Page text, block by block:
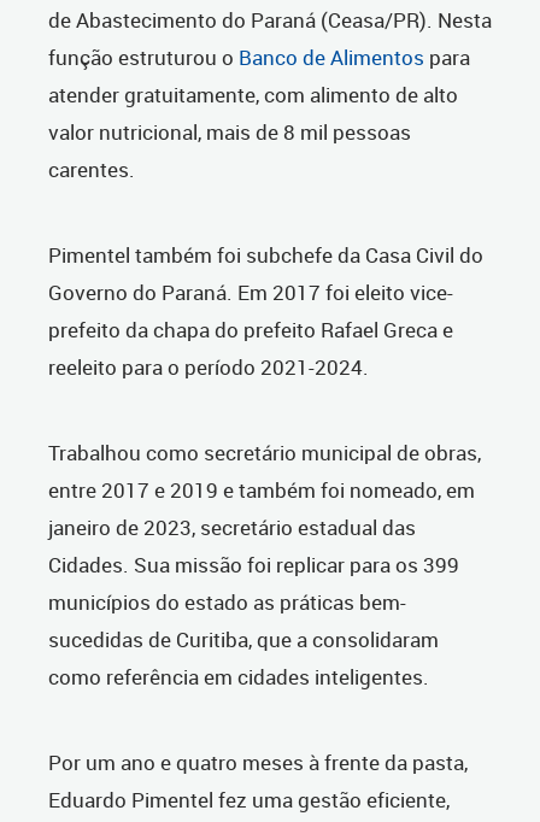
de Abastecimento do Paraná (Ceasa/PR). Nesta
função estruturou o Banco de Alimentos para
atender gratuitamente, com alimento de alto
valor nutricional, mais de 8 mil pessoas
carentes.
Pimentel também foi subchefe da Casa Civil do
Governo do Paraná. Em 2017 foi eleito vice-
prefeito da chapa do prefeito Rafael Greca e
reeleito para o período 2021-2024.
Trabalhou como secretário municipal de obras,
entre 2017 e 2019 e também foi nomeado, em
janeiro de 2023, secretário estadual das
Cidades. Sua missão foi replicar para os 399
municípios do estado as práticas bem-
sucedidas de Curitiba, que a consolidaram
como referência em cidades inteligentes.
Por um ano e quatro meses à frente da pasta,
Eduardo Pimentel fez uma gestão eficiente,